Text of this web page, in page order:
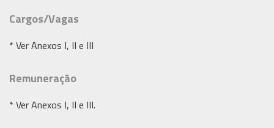
Cargos/Vagas
* Ver Anexos I, II e III
Remuneração
* Ver Anexos I, II e III.